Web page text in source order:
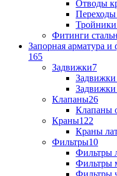
Отводы
Переходы
Тройники
Фитинги
Запорная арматура и
165
Задвижки7
Клапаны26
Клапаны
Краны122
Краны
Фильтры10
Фильтры
Фильтры